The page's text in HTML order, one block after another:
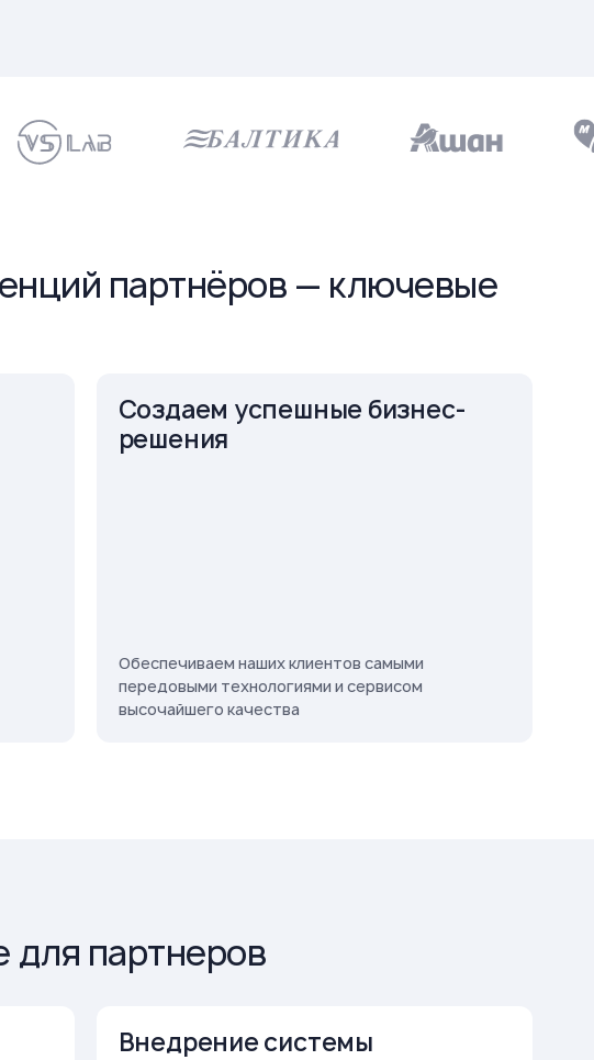
партнёров — ключевые
Создаем успешные бизнес-
решения
Обеспечиваем наших клиентов самыми
передовыми технологиями и сервисом
высочайшего качества
для партнеров
Внедрение системы